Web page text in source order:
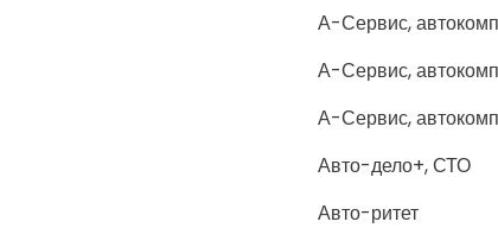
А-Сервис,
А-Сервис,
А-Сервис,
Авто-дело+, СТО
Авто-ритет